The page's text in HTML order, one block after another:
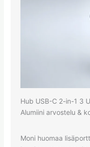
Hub USB-C 2-in-1 3
Alumiini arvostelu &
Moni huomaa